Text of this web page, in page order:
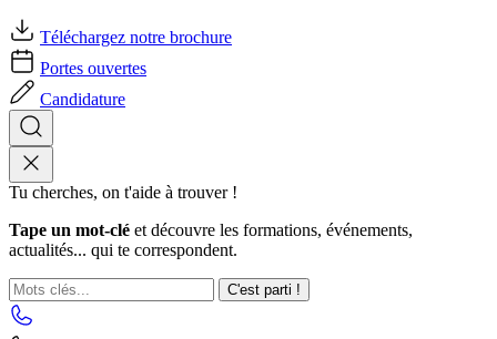
Téléchargez notre brochure
Portes ouvertes
Candidature
Tu cherches, on t'aide à trouver !
Tape un mot-clé et découvre les formations, événements,
actualités... qui te correspondent.
C'est parti !